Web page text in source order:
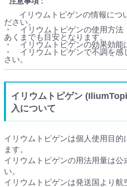
イリウムトピゲンの情報につ
ださい。
・ イリウムトピゲンの使用方法
あくまでも目安となります。
・ イリウムトピゲンの効果効能
・ イリウムトピゲンで不調を感
さい。
イリウムトピゲン
入について
イリウムトピゲンは個人使用目
ます。
イリウムトピゲンの用法用量は公
い。
イリウムトピゲンは発送国より航